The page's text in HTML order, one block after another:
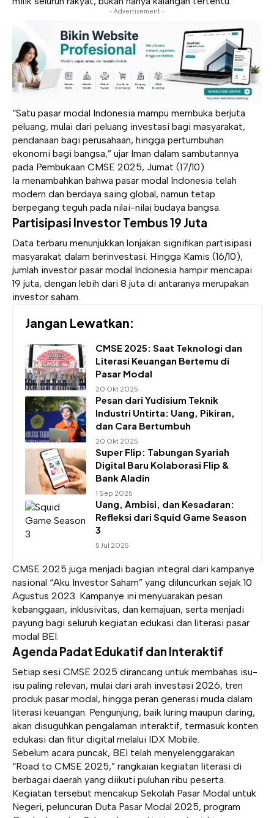
- Advertisement -
“Satu pasar modal Indonesia mampu membuka berjuta
peluang, mulai dari peluang investasi bagi masyarakat,
pendanaan bagi perusahaan, hingga pertumbuhan
ekonomi bagi bangsa,” ujar Iman dalam sambutannya
pada Pembukaan CMSE 2025, Jumat (17/10).
Ia menambahkan bahwa pasar modal Indonesia telah
modern dan berdaya saing global, namun tetap
berpegang teguh pada nilai-nilai budaya bangsa.
Partisipasi Investor Tembus 19 Juta
Data terbaru menunjukkan lonjakan signifikan partisipasi
masyarakat dalam berinvestasi. Hingga Kamis (16/10),
jumlah investor pasar modal Indonesia hampir mencapai
19 juta, dengan lebih dari 8 juta di antaranya merupakan
investor saham.
Jangan Lewatkan:
CMSE 2025: Saat Teknologi dan
Literasi Keuangan Bertemu di
Pasar Modal
20 Okt 2025
Pesan dari Yudisium Teknik
Industri Untirta: Uang, Pikiran,
dan Cara Bertumbuh
20 Okt 2025
Super Flip: Tabungan Syariah
Digital Baru Kolaborasi Flip &
Bank Aladin
1 Sep 2025
Uang, Ambisi, dan Kesadaran:
Refleksi dari Squid Game Season
3
5 Jul 2025
CMSE 2025 juga menjadi bagian integral dari kampanye
nasional “Aku Investor Saham” yang diluncurkan sejak 10
Agustus 2023. Kampanye ini menyuarakan pesan
kebanggaan, inklusivitas, dan kemajuan, serta menjadi
payung bagi seluruh kegiatan edukasi dan literasi pasar
modal BEI.
Agenda Padat Edukatif dan Interaktif
Setiap sesi CMSE 2025 dirancang untuk membahas isu-
isu paling relevan, mulai dari arah investasi 2026, tren
produk pasar modal, hingga peran generasi muda dalam
literasi keuangan. Pengunjung, baik luring maupun daring,
akan disuguhkan pengalaman interaktif, termasuk konten
edukasi dan fitur digital melalui IDX Mobile.
Sebelum acara puncak, BEI telah menyelenggarakan
“Road to CMSE 2025,” rangkaian kegiatan literasi di
berbagai daerah yang diikuti puluhan ribu peserta.
Kegiatan tersebut mencakup Sekolah Pasar Modal untuk
Negeri, peluncuran Duta Pasar Modal 2025, program